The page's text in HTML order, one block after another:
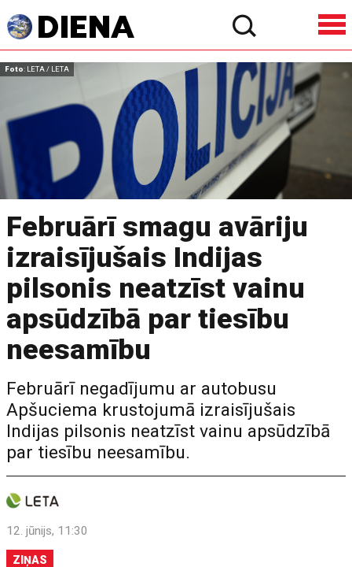
Foto: LETA / LETA
Februārī smagu avāriju
izraisījušais Indijas
pilsonis neatzīst vainu
apsūdzībā par tiesību
neesamību
Februārī negadījumu ar autobusu
Apšuciema krustojumā izraisījušais
Indijas pilsonis neatzīst vainu apsūdzībā
par tiesību neesamību.
12. jūnijs, 11:30
ZIŅAS